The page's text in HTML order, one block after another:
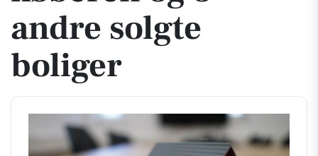
andre solgte
boliger